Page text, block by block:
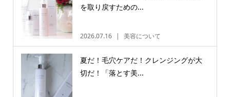
を取り戻すための...
2026.07.16 美容について
夏だ！毛穴ケアだ！クレンジングが大
切だ！「落とす美...